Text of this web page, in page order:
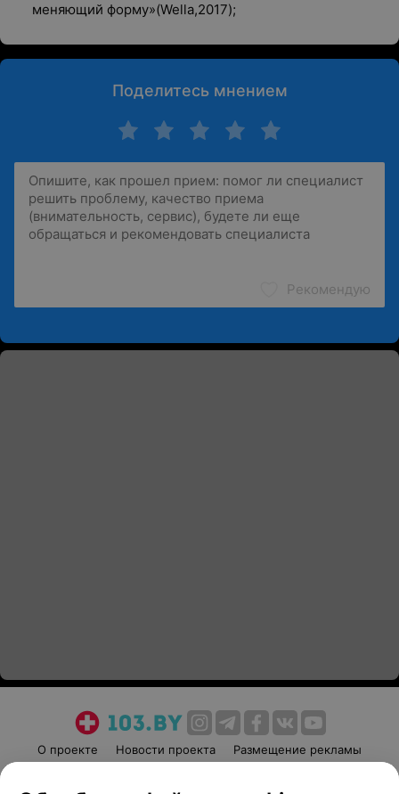
меняющий форму»(Wella,2017);
Поделитесь мнением
Рекомендую
О проекте Новости проекта
Размещение рекламы